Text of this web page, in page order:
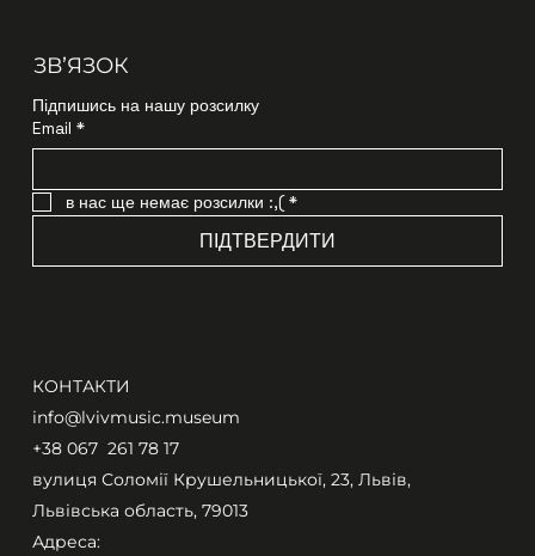
ЗВʼЯЗОК
Підпишись на нашу розсилку
Email *
в нас ще немає розсилки :,( *
ПІДТВЕРДИТИ
КОНТАКТИ
info@lvivmusic.museum
+38 067 261 78 17​
Адреса:
вулиця Соломії Крушельницької, 23, Львів,
Львівська область, 79013